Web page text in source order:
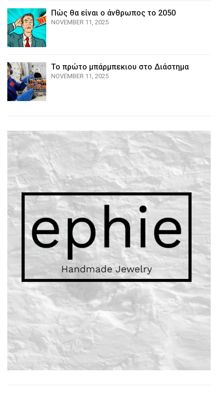
Πώς θα είναι ο άνθρωπος το 2050
NOVEMBER 11, 2025
Το πρώτο μπάρμπεκιου στο Διάστημα
NOVEMBER 11, 2025